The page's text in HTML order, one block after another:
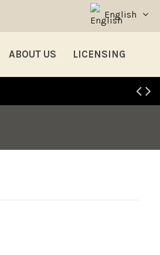
English
ABOUT US LICENSING